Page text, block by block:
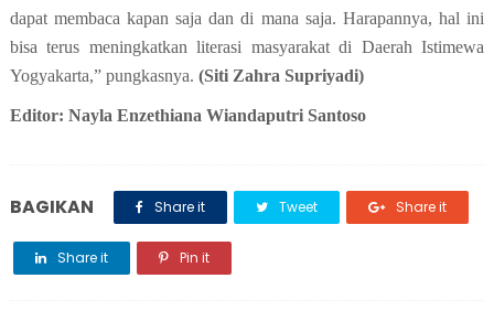
dapat membaca kapan saja dan di mana saja. Harapannya, hal ini
bisa terus meningkatkan literasi masyarakat di Daerah Istimewa
Yogyakarta,” pungkasnya. (Siti Zahra Supriyadi)
Editor: Nayla Enzethiana Wiandaputri Santoso
BAGIKAN Share it Tweet Share it
Share it Pin it